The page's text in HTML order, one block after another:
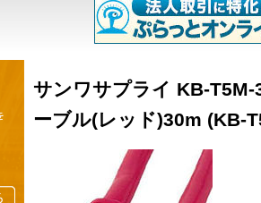
サンワサプライ KB-
ーブル(レッド)30m (KB-